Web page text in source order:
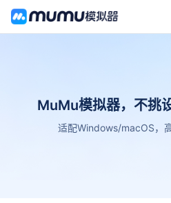
MuMu模拟器，不挑
适配Windows/macOS，